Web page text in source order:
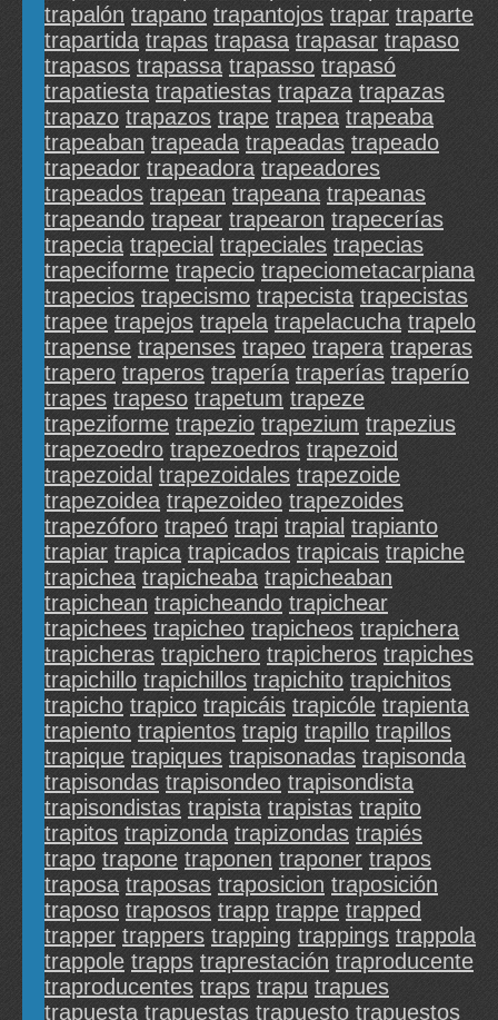
trapalón trapano trapantojos trapar traparte
trapartida trapas trapasa trapasar trapaso
trapasos trapassa trapasso trapasó
trapatiesta trapatiestas trapaza trapazas
trapazo trapazos trape trapea trapeaba
trapeaban trapeada trapeadas trapeado
trapeador trapeadora trapeadores
trapeados trapean trapeana trapeanas
trapeando trapear trapearon trapecerías
trapecia trapecial trapeciales trapecias
trapeciforme trapecio trapeciometacarpiana
trapecios trapecismo trapecista trapecistas
trapee trapejos trapela trapelacucha trapelo
trapense trapenses trapeo trapera traperas
trapero traperos trapería traperías traperío
trapes trapeso trapetum trapeze
trapeziforme trapezio trapezium trapezius
trapezoedro trapezoedros trapezoid
trapezoidal trapezoidales trapezoide
trapezoidea trapezoideo trapezoides
trapezóforo trapeó trapi trapial trapianto
trapiar trapica trapicados trapicais trapiche
trapichea trapicheaba trapicheaban
trapichean trapicheando trapichear
trapichees trapicheo trapicheos trapichera
trapicheras trapichero trapicheros trapiches
trapichillo trapichillos trapichito trapichitos
trapicho trapico trapicáis trapicóle trapienta
trapiento trapientos trapig trapillo trapillos
trapique trapiques trapisonadas trapisonda
trapisondas trapisondeo trapisondista
trapisondistas trapista trapistas trapito
trapitos trapizonda trapizondas trapiés
trapo trapone traponen traponer trapos
traposa traposas traposicion traposición
traposo traposos trapp trappe trapped
trapper trappers trapping trappings trappola
trappole trapps traprestación traproducente
traproducentes traps trapu trapues
trapuesta trapuestas trapuesto trapuestos